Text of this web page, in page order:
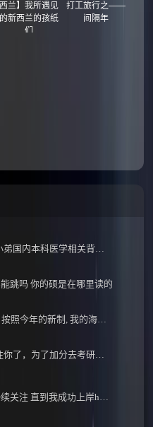
西兰】我所遇见
的新西兰的孩纸
们
打工旅行之——
间隔年
跳吗 你的硕是在哪里读的